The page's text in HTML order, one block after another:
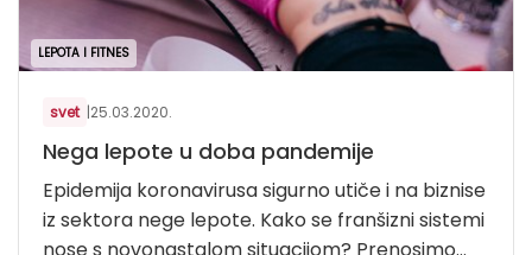
LEPOTA I FITNES
svet |25.03.2020.
Nega lepote u doba pandemije
Epidemija koronavirusa sigurno utiče i na biznise
iz sektora nege lepote. Kako se franšizni sistemi